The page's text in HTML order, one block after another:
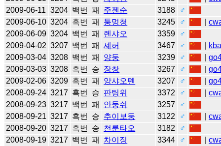
2009-06-11 3204 백번 패 주젠순 3188
♂
2009-06-10 3204 흑번 패 퉁멍청 3245 ♂ |
2009-06-09 3204 백번 패 롄샤오 3359
♂
2009-04-02 3207 백번 패 셰허 3467 ♂
2009-03-04 3208 백번 패 양둥 3239 ♂ |
2009-03-03 3208 흑번 승 장창 3267 ♂ |
2009-02-06 3209 흑번 패 양샤오톈 3207 ♂ |
2008-09-24 3217 흑번 승 판팅위 3372 ♂ |
2008-09-23 3217 백번 패 안둥쉬 3257
♂
2008-09-21 3217 흑번 승 추이보둥 3122 ♂ |
2008-09-20 3217 흑번 승 천룬타오 3182
♂
2008-09-19 3217 백번 패 차이징 3344 ♂ |